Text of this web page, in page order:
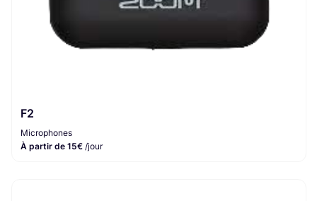
F2
Microphones
À partir de 15€ /jour